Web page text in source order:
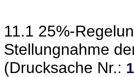
11.1 25%-
Stellungnahme
(Drucksache Nr.: